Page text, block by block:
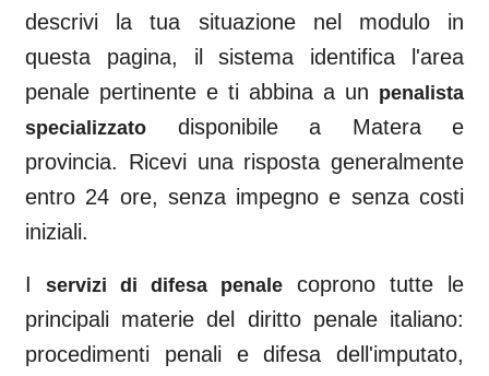
descrivi la tua situazione nel modulo in
questa pagina, il sistema identifica l'area
penale pertinente e ti abbina a un penalista
specializzato disponibile a Materae
provincia. Ricevi una risposta generalmente
entro 24 ore, senza impegno e senza costi
iniziali.
I servizi di difesa penale coprono tutte le
principali materie del diritto penale italiano:
procedimenti penali e difesa dell'imputato,